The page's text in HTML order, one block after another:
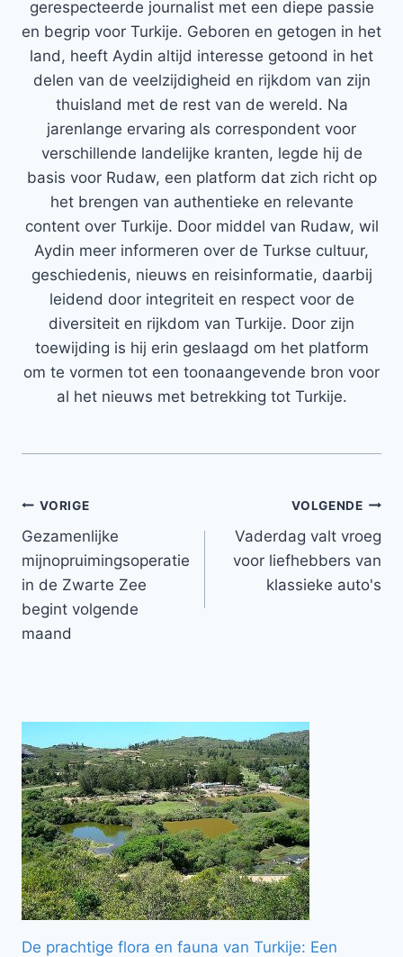
gerespecteerde journalist met een diepe passie
en begrip voor Turkije. Geboren en getogen in het
land, heeft Aydin altijd interesse getoond in het
delen van de veelzijdigheid en rijkdom van zijn
thuisland met de rest van de wereld. Na
jarenlange ervaring als correspondent voor
verschillende landelijke kranten, legde hij de
basis voor Rudaw, een platform dat zich richt op
het brengen van authentieke en relevante
content over Turkije. Door middel van Rudaw, wil
Aydin meer informeren over de Turkse cultuur,
geschiedenis, nieuws en reisinformatie, daarbij
leidend door integriteit en respect voor de
diversiteit en rijkdom van Turkije. Door zijn
toewijding is hij erin geslaagd om het platform
om te vormen tot een toonaangevende bron voor
al het nieuws met betrekking tot Turkije.
Bericht
navigatie
VORIGE
Gezamenlijke
mijnopruimingsoperatie
in de Zwarte Zee
begint volgende
maand
VOLGENDE
Vaderdag valt vroeg
voor liefhebbers van
klassieke auto's
De prachtige flora en fauna van Turkije: Een